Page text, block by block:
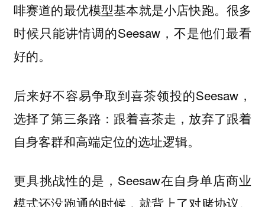
啡赛道的最优模型基本就是小店快跑。很多
时候只能讲情调的Seesaw，不是他们最看
好的。
后来好不容易争取到喜茶领投的Seesaw，
选择了第三条路：跟着喜茶走，放弃了跟着
自身客群和高端定位的选址逻辑。
更具挑战性的是，Seesaw在自身单店商业
模式还没跑通的时候，就背上了对赌协议。